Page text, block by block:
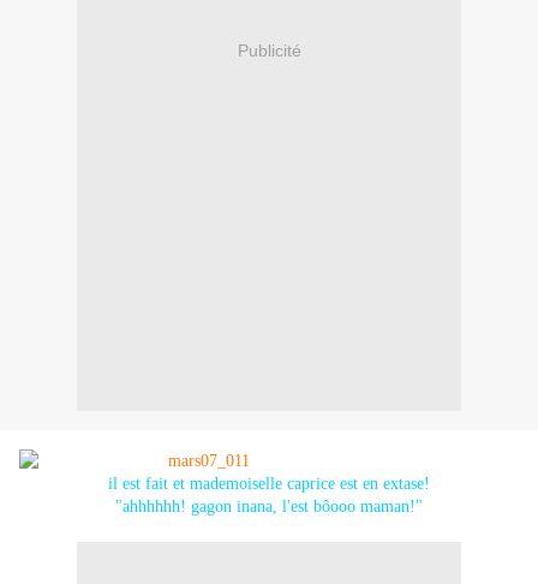
Publicité
il est fait et mademoiselle caprice est en extase!
"ahhhhhh! gagon inana, l'est bôooo maman!"